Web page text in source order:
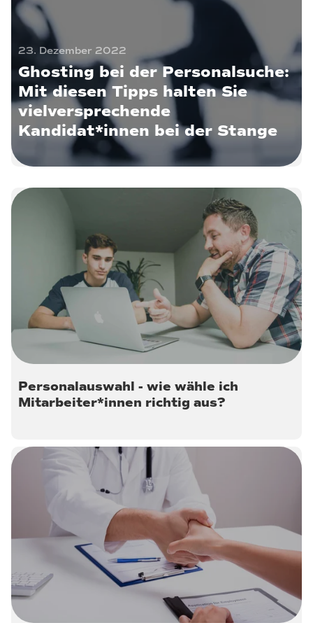
23. Dezember 2022
Ghosting bei der Personalsuche:
Mit diesen Tipps halten Sie
vielversprechende
Kandidat*innen bei der Stange
14. Dezember 2022
Personalauswahl - wie wähle ich
Mitarbeiter*innen richtig aus?
9. Oktober 2022